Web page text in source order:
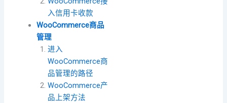
入信用卡收款
WooCommerce商品
管理
进入
WooCommerce商
品管理的路径
WooCommerce产
品上架方法